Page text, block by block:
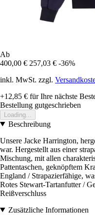
Ab
400,00 € 257,03 € -36%
inkl. MwSt. zzgl.
+12,85 € für Ihre nächste
Bestellung gutgeschrieben
Loading...
Beschreibung
Unsere Jacke Harrington,
war. Hergestellt aus einer
Mischung, mit allen
Pattentaschen, geknöpftem
England / Strapazierfähige,
Rotes Stewart-Tartanfutter /
Reißverschluss
Zusätzliche Informationen